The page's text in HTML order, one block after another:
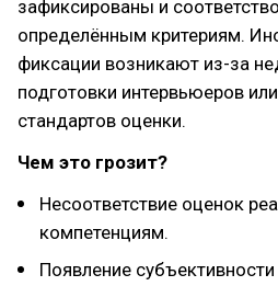
зафиксированы и
определённым критериям.
фиксации возникают из-за
подготовки интервьюеров
стандартов оценки.
Чем это грозит?
Несоответствие оценок
компетенциям.
Появление